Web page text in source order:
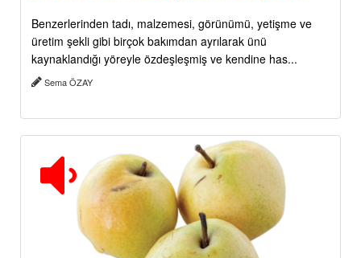
Benzerlerinden tadı, malzemesi, görünümü, yetişme ve
üretim şekli gibi birçok bakımdan ayrılarak ünü
kaynaklandığı yöreyle özdeşleşmiş ve kendine has...
Sema ÖZAY